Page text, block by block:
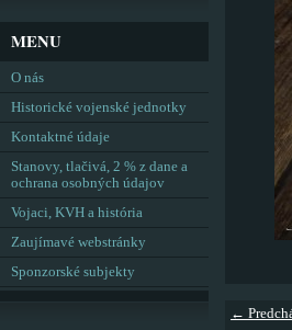
←
MENU
O nás
Historické vojenské jednotky
Kontaktné údaje
Stanovy, tlačivá, 2 % z dane a
ochrana osobných údajov
Vojaci, KVH a história
Zaujímavé webstránky
Sponzorské subjekty